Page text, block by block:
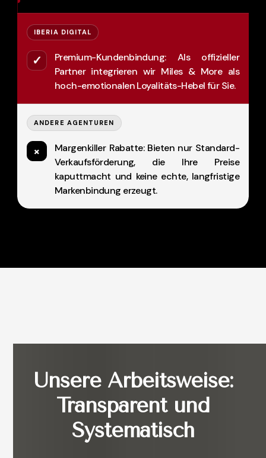
IBERIA DIGITAL
✓
Premium-Kundenbindung: Als offizieller
Partner integrieren wir Miles & More als
hoch-emotionalen Loyalitäts-Hebel für Sie.
ANDERE AGENTUREN
×
Margenkiller Rabatte: Bieten nur Standard-
Verkaufsförderung, die Ihre Preise
kaputtmacht und keine echte, langfristige
Markenbindung erzeugt.
Unsere Arbeitsweise:
Transparent und
Systematisch